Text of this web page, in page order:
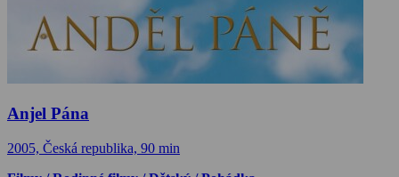
Anjel Pána
2005, Česká republika, 90 min